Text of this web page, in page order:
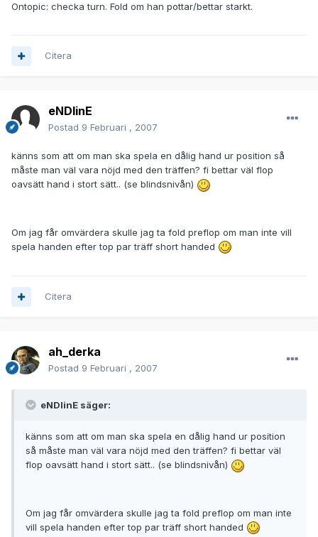
Ontopic: checka turn. Fold om han pottar/bettar starkt.
Citera
eNDlinE
Postad 9 Februari , 2007
känns som att om man ska spela en dålig hand ur position så
måste man väl vara nöjd med den träffen? fi bettar väl flop
oavsätt hand i stort sätt.. (se blindsnivån)
Om jag får omvärdera skulle jag ta fold preflop om man inte vill
spela handen efter top par träff short handed
Citera
ah_derka
Postad 9 Februari , 2007
eNDlinE säger:
känns som att om man ska spela en dålig hand ur position
så måste man väl vara nöjd med den träffen? fi bettar väl
flop oavsätt hand i stort sätt.. (se blindsnivån)
Om jag får omvärdera skulle jag ta fold preflop om man inte
vill spela handen efter top par träff short handed